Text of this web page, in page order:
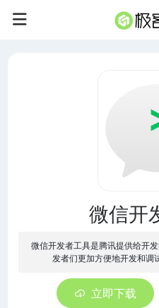
微信开
微信开发者工具是腾讯提供给开
发者们更加方便地开发和调
立即下载